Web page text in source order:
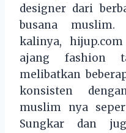
designer dari
busana
kalinya,
ajang fashion
melibatkan
konsisten
muslim nya
Sungkar dan